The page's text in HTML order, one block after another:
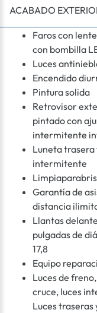
ACABADO
Faros con
con bombilla
Luces
Encendido
Pintura solida
Retrovisor
pintado con
intermitente
Luneta
intermitente
Garantía de
distancia
Llantas
pulgadas de
17,8
Equipo
Luces de
cruce, luces
Luces